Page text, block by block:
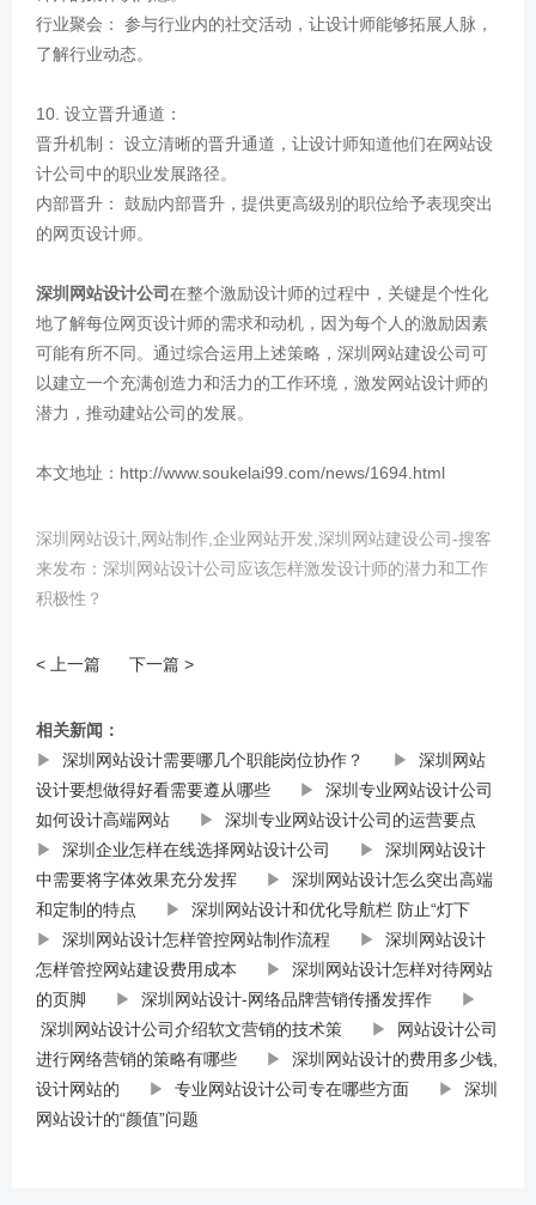
行业聚会： 参与行业内的社交活动，让设计师能够拓展人脉，
了解行业动态。
10. 设立晋升通道：
晋升机制： 设立清晰的晋升通道，让设计师知道他们在网站设
计公司中的职业发展路径。
内部晋升： 鼓励内部晋升，提供更高级别的职位给予表现突出
的网页设计师。
深圳网站设计公司在整个激励设计师的过程中，关键是个性化
地了解每位网页设计师的需求和动机，因为每个人的激励因素
可能有所不同。通过综合运用上述策略，深圳网站建设公司可
以建立一个充满创造力和活力的工作环境，激发网站设计师的
潜力，推动建站公司的发展。
本文地址：http://www.soukelai99.com/news/1694.html
深圳网站设计,网站制作,企业网站开发,深圳网站建设公司-搜客
来发布：深圳网站设计公司应该怎样激发设计师的潜力和工作
积极性？
< 上一篇 下一篇 >
相关新闻：
▶ 深圳网站设计需要哪几个职能岗位协作？ ▶ 深圳网站
设计要想做得好看需要遵从哪些 ▶ 深圳专业网站设计公司
如何设计高端网站 ▶ 深圳专业网站设计公司的运营要点
▶ 深圳企业怎样在线选择网站设计公司 ▶ 深圳网站设计
中需要将字体效果充分发挥 ▶ 深圳网站设计怎么突出高端
和定制的特点 ▶ 深圳网站设计和优化导航栏 防止“灯下
▶ 深圳网站设计怎样管控网站制作流程 ▶ 深圳网站设计
怎样管控网站建设费用成本 ▶ 深圳网站设计怎样对待网站
的页脚 ▶ 深圳网站设计-网络品牌营销传播发挥作 ▶
深圳网站设计公司介绍软文营销的技术策 ▶ 网站设计公司
进行网络营销的策略有哪些 ▶ 深圳网站设计的费用多少钱,
设计网站的 ▶ 专业网站设计公司专在哪些方面 ▶ 深圳
网站设计的“颜值”问题